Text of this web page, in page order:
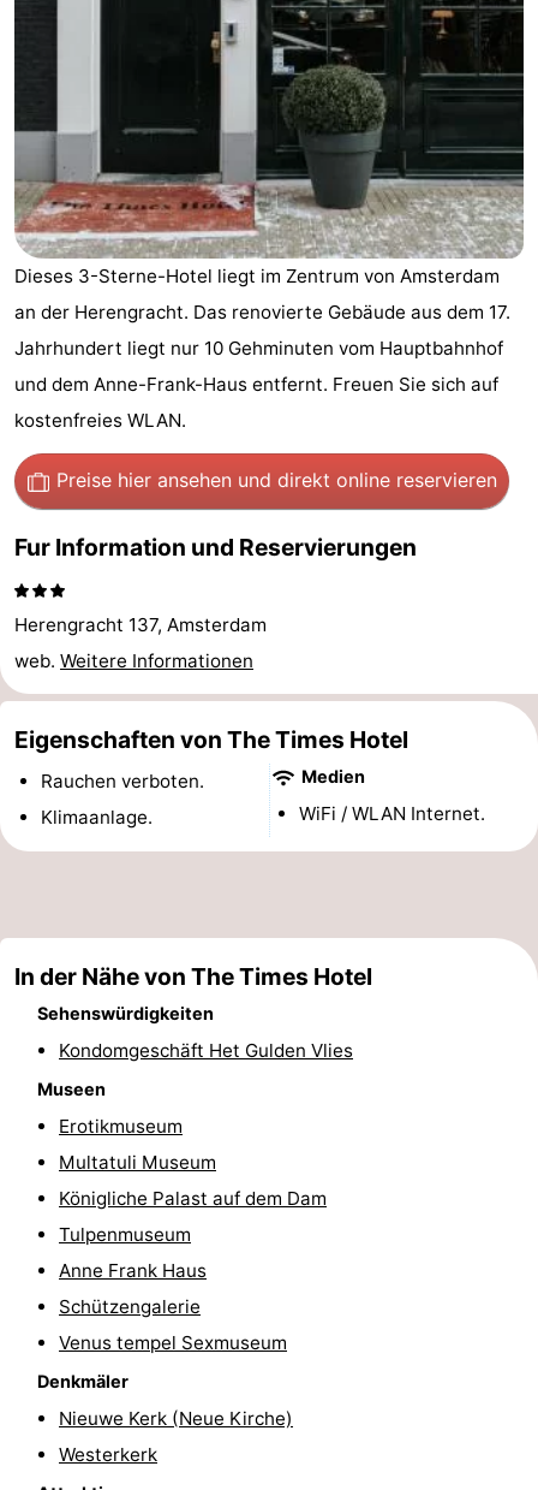
Frühstück)
Museen
Attraktionen
Sehen
&
tun
-
Museen
-
Kirchen
-
Aussichtspunkte
Attraktionen
Rundfahrten
-
Städte
Führungen
Sport
Wandern
Unterhaltung
Nachtleben
Essen
trinken
Warenhäuser
Veranstaltungen
Kanale
Dieses 3-Sterne-Hotel liegt im Zentrum von Amsterdam
an der Herengracht. Das renovierte Gebäude aus dem 17.
Jahrhundert liegt nur 10 Gehminuten vom Hauptbahnhof
und dem Anne-Frank-Haus entfernt. Freuen Sie sich auf
kostenfreies WLAN.
Preise hier ansehen und direkt online reservieren
Fur Information und Reservierungen
Herengracht 137, Amsterdam
web. Weitere Informationen
Eigenschaften von The Times Hotel
Rauchen verboten.
Klimaanlage.
Medien
WiFi / WLAN Internet.
In der Nähe von The Times Hotel
Sehenswürdigkeiten
Kondomgeschäft Het Gulden Vlies
Museen
Erotikmuseum
Multatuli Museum
Königliche Palast auf dem Dam
Tulpenmuseum
Anne Frank Haus
Schützengalerie
Venus tempel Sexmuseum
Denkmäler
Nieuwe Kerk (Neue Kirche)
Westerkerk